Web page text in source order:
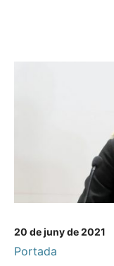
20 de juny de 2021
Portada